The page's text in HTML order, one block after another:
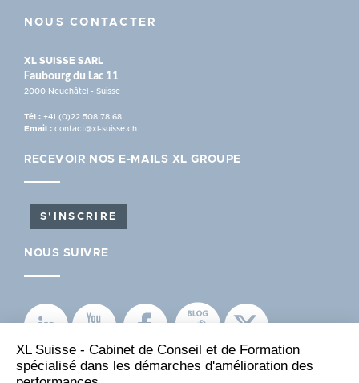
XL Suisse - Cabinet de Conseil et de Formation
spécialisé dans les démarches d'amélioration des
NOUS CONTACTER
XL SUISSE SARL
Faubourg du Lac 11
2000 Neuchâtel - Suisse
Tél : +41 (0)22 508 78 68
Email : contact@xl-suisse.ch
RECEVOIR NOS E-MAILS XL GROUPE
S'INSCRIRE
NOUS SUIVRE